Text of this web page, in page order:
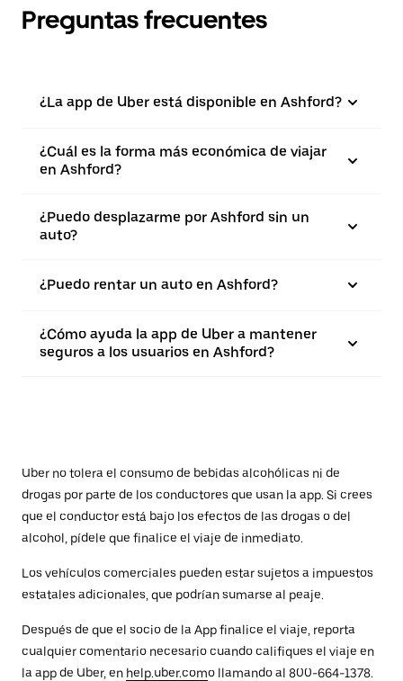
Preguntas frecuentes
¿La app de Uber está disponible en Ashford?
¿Cuál es la forma más económica de viajar
en Ashford?
¿Puedo desplazarme por Ashford sin un
auto?
¿Puedo rentar un auto en Ashford?
¿Cómo ayuda la app de Uber a mantener
seguros a los usuarios en Ashford?
Uber no tolera el consumo de bebidas alcohólicas ni de
drogas por parte de los conductores que usan la app. Si crees
que el conductor está bajo los efectos de las drogas o del
alcohol, pídele que finalice el viaje de inmediato.
Los vehículos comerciales pueden estar sujetos a impuestos
estatales adicionales, que podrían sumarse al peaje.
Después de que el socio de la App finalice el viaje, reporta
cualquier comentario necesario cuando califiques el viaje en
la app de Uber, en help.uber.como llamando al 800-664-1378.